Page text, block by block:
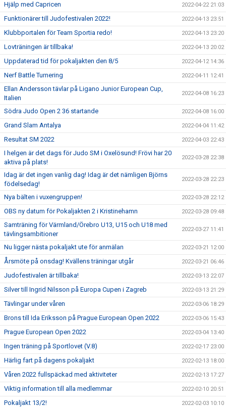
Hjälp med Capricen 2022-04-22 21:03
Funktionärer till Judofestivalen 2022! 2022-04-13 23:51
Klubbportalen för Team Sportia redo! 2022-04-13 23:20
Lovträningen är tillbaka! 2022-04-13 20:02
Uppdaterad tid för pokaljakten den 8/5 2022-04-12 14:36
Nerf Battle Turnering 2022-04-11 12:41
Ellan Andersson tävlar på Ligano Junior European Cup,
Italien
2022-04-08 16:23
Södra Judo Open 2 36 startande 2022-04-08 16:00
Grand Slam Antalya 2022-04-04 11:42
Resultat SM 2022 2022-04-03 22:43
I helgen är det dags för Judo SM i Oxelösund! Frövi har 20
aktiva på plats!
2022-03-28 22:38
Idag är det ingen vanlig dag! Idag är det nämligen Björns
födelsedag!
2022-03-28 22:23
Nya bälten i vuxengruppen! 2022-03-28 22:12
OBS ny datum för Pokaljakten 2 i Kristinehamn 2022-03-28 09:48
Samträning för Värmland/Örebro U13, U15 och U18 med
tävlingsambitioner
2022-03-27 11:41
Nu ligger nästa pokaljakt ute för anmälan 2022-03-21 12:00
Årsmöte på onsdag! Kvällens träningar utgår 2022-03-21 06:46
Judofestivalen är tillbaka! 2022-03-13 22:07
Silver till Ingrid Nilsson på Europa Cupen i Zagreb 2022-03-13 21:29
Tävlingar under våren 2022-03-06 18:29
Brons till Ida Eriksson på Prague European Open 2022 2022-03-06 15:43
Prague European Open 2022 2022-03-04 13:40
Ingen träning på Sportlovet (V.8) 2022-02-17 23:00
Härlig fart på dagens pokaljakt 2022-02-13 18:00
Våren 2022 fullspäckad med aktiviteter 2022-02-13 17:27
Viktig information till alla medlemmar 2022-02-10 20:51
Pokaljakt 13/2! 2022-02-03 10:10